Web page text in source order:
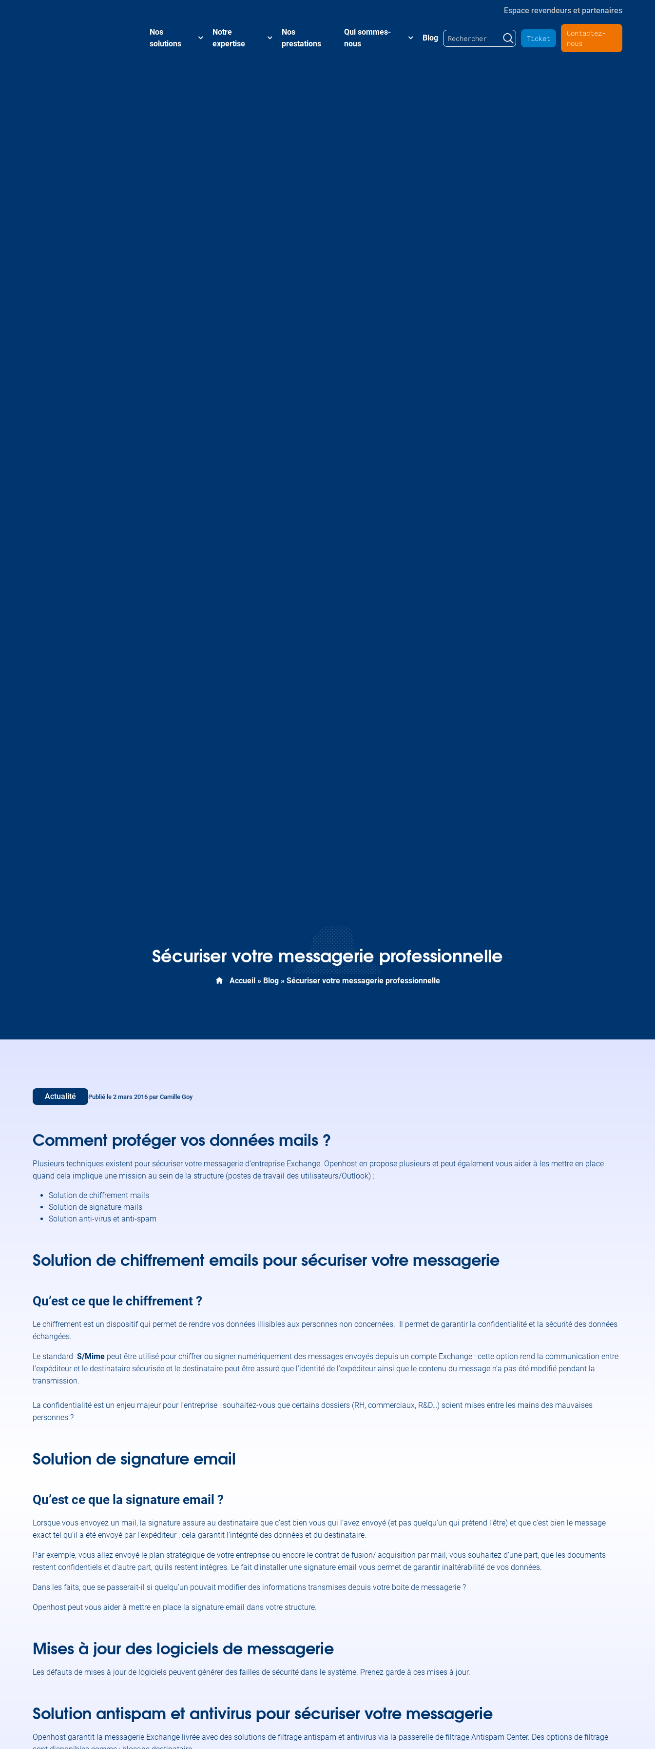
Espace revendeurs et partenaires
Nos
solutions
Notre
expertise
Nos
prestations
Qui sommes-
nous
Blog Rechercher : Ticket
Contactez-
nous
Sécuriser votre messagerie professionnelle
Accueil » Blog» Sécuriser votre messagerie professionnelle
Actualité Publié le 2 mars 2016 par Camille Goy
Comment protéger vos données mails ?
Plusieurs techniques existent pour sécuriser votre messagerie d’entreprise Exchange. Openhost en propose plusieurs et peut également vous aider à les mettre en place
quand cela implique une mission au sein de la structure (postes de travail des utilisateurs/Outlook) :
Solution de chiffrement mails
Solution de signature mails
Solution anti-virus et anti-spam
Solution de chiffrement emails pour sécuriser votre messagerie
Qu’est ce que le chiffrement ?
Le chiffrement est un dispositif qui permet de rendre vos données illisibles aux personnes non concernées. Il permet de garantir la confidentialité et la sécurité des données
échangées.
Le standardS/Mime peut être utilisé pour chiffrer ou signer numériquement des messages envoyés depuis un compte Exchange : cette option rend la communication entre
l’expéditeur et le destinataire sécurisée et le destinataire peut être assuré que l’identité de l’expéditeur ainsi que le contenu du message n’a pas été modifié pendant la
transmission.
La confidentialité est un enjeu majeur pour l’entreprise : souhaitez-vous que certains dossiers (RH, commerciaux, R&D…) soient mises entre les mains des mauvaises
personnes ?
Solution de signature email
Qu’est ce que la signature email ?
Lorsque vous envoyez un mail, la signature assure au destinataire que c’est bien vous qui l’avez envoyé (et pas quelqu’un qui prétend l’être) et que c’est bien le message
exact tel qu’il a été envoyé par l’expéditeur : cela garantit l’intégrité des données et du destinataire.
Par exemple, vous allez envoyé le plan stratégique de votre entreprise ou encore le contrat de fusion/ acquisition par mail, vous souhaitez d’une part, que les documents
restent confidentiels et d’autre part, qu’ils restent intègres. Le fait d’installer une signature email vous permet de garantir inaltérabilité de vos données.
Dans les faits, que se passerait-il si quelqu’un pouvait modifier des informations transmises depuis votre boite de messagerie ?
Openhost peut vous aider à mettre en place la signature email dans votre structure.
Mises à jour des logiciels de messagerie
Les défauts de mises à jour de logiciels peuvent générer des failles de sécurité dans le système. Prenez garde à ces mises à jour.
Solution antispam et antivirus pour sécuriser votre messagerie
Openhost garantit la messagerie Exchange livrée avec des solutions de filtrage antispam et antivirus via la passerelle de filtrage Antispam Center. Des options de filtrage